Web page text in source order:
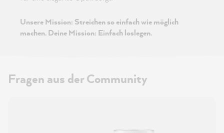
Unsere Mission: Streichen so einfach wie möglich
machen. Deine Mission: Einfach loslegen.
Fragen aus der Community